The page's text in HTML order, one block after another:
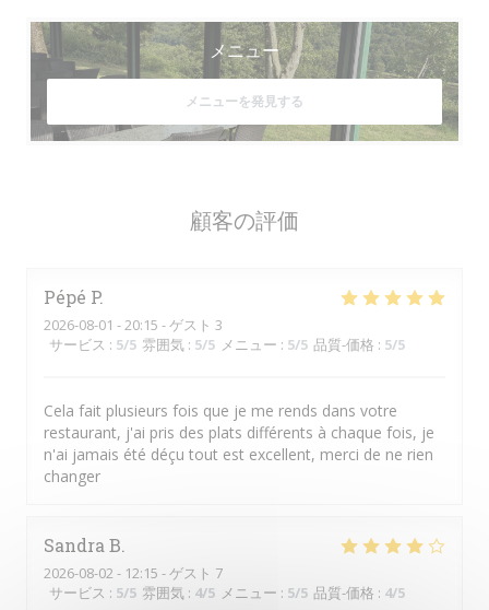
顧客の評価
Pépé P
2026-08-01 - 20:15 - ゲスト 3
サービス : 5/5 雰囲気 : 5/5 メニュー : 5/5 品質-価格 : 5/5
Cela fait plusieurs fois que je me rends dans votre
restaurant, j'ai pris des plats différents à chaque fois, je
n'ai jamais été déçu tout est excellent, merci de ne rien
changer
Sandra B
2026-08-02- 12:15 - ゲスト 7
サービス : 5/5 雰囲気 : 4/5 メニュー : 5/5 品質-価格 : 4/5
メニュー
メニューを発見する